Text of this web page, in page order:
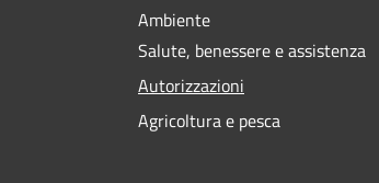
Ambiente
Salute, benessere e assistenza
Autorizzazioni
Agricoltura e pesca